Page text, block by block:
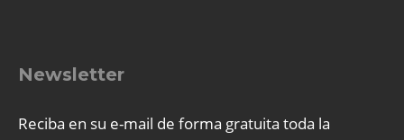
Newsletter
Reciba en su e-mail de forma gratuita toda la